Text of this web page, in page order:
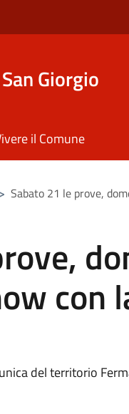
Giorgio
il Comune
> Sabato 21 le prove,
con
del territorio